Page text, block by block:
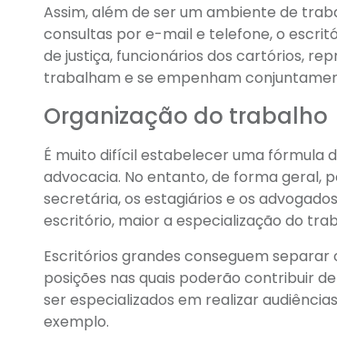
Assim, além de ser um ambiente de
consultas por e-mail e telefone, o
de justiça, funcionários dos cartórios,
trabalham e se empenham
Organização do trabalho
É muito difícil estabelecer uma fórmula
advocacia. No entanto, de forma geral,
secretária, os estagiários e os
escritório, maior a especialização do
Escritórios grandes conseguem
posições nas quais poderão contribuir
ser especializados em realizar
exemplo.